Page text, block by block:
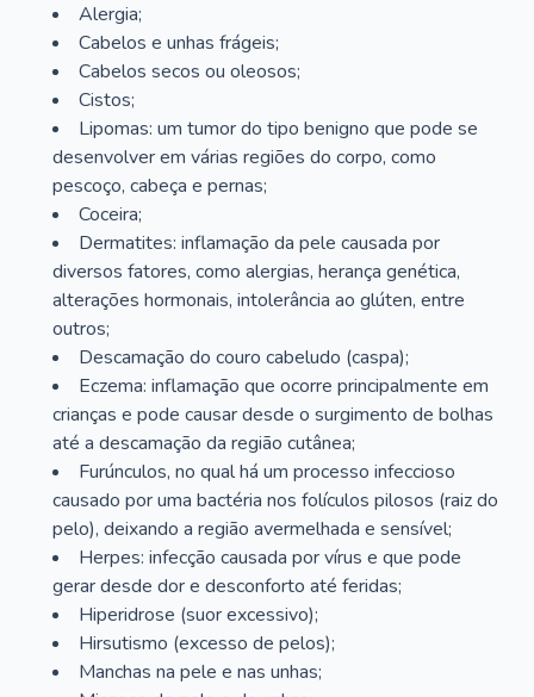
Alergia;
Cabelos e unhas frágeis;
Cabelos secos ou oleosos;
Cistos;
Lipomas: um tumor do tipo benigno que pode se
desenvolver em várias regiões do corpo, como
pescoço, cabeça e pernas;
Coceira;
Dermatites: inflamação da pele causada por
diversos fatores, como alergias, herança genética,
alterações hormonais, intolerância ao glúten, entre
outros;
Descamação do couro cabeludo (caspa);
Eczema: inflamação que ocorre principalmente em
crianças e pode causar desde o surgimento de bolhas
até a descamação da região cutânea;
Furúnculos, no qual há um processo infeccioso
causado por uma bactéria nos folículos pilosos (raiz do
pelo), deixando a região avermelhada e sensível;
Herpes: infecção causada por vírus e que pode
gerar desde dor e desconforto até feridas;
Hiperidrose (suor excessivo);
Hirsutismo (excesso de pelos);
Manchas na pele e nas unhas;